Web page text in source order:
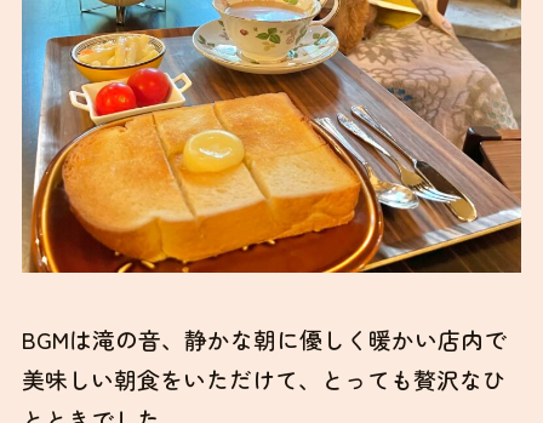
BGMは滝の音、静かな朝に優しく暖かい店内で
美味しい朝食をいただけて、とっても贅沢なひ